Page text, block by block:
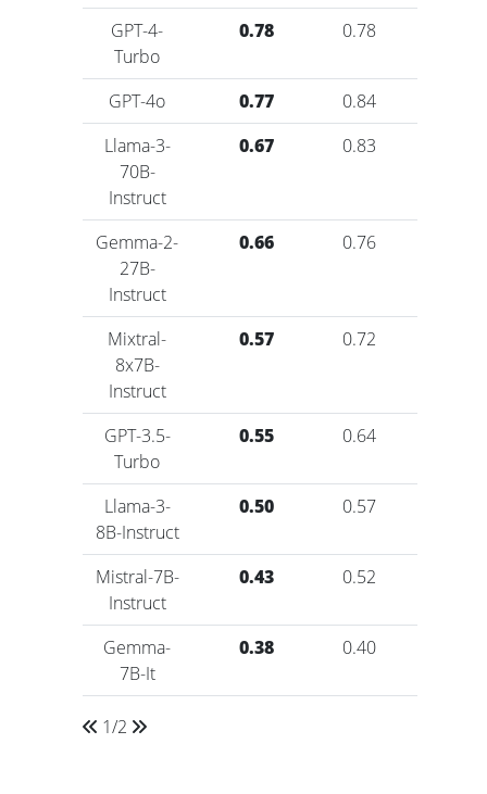
GPT-4-
Turbo
0.78 0.78
GPT-4o 0.77 0.84
Llama-3-
70B-
Instruct
0.67 0.83
Gemma-2-
27B-
Instruct
0.66 0.76
Mixtral-
8x7B-
Instruct
0.57 0.72
GPT-3.5-
Turbo
0.55 0.64
Llama-3-
8B-Instruct
0.50 0.57
Mistral-7B-
Instruct
0.43 0.52
Gemma-
7B-It
0.38 0.40
1/2